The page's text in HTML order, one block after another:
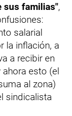
sus familias",
salarial
la inflación, a
a recibir en
esto (el
al zona)
sindicalista